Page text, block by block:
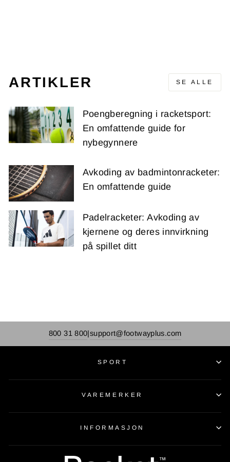
ARTIKLER SE ALLE
Poengberegning i racketsport:
En omfattende guide for
nybegynnere
Avkoding av badmintonracketer:
En omfattende guide
Padelracketer: Avkoding av
kjernene og deres innvirkning
på spillet ditt
800 31 800|support@footwayplus.com
SPORT
VAREMERKER
INFORMASJON